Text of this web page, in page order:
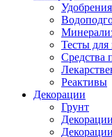
Тесты
Средства
Реактивы
Декорации
Грунт